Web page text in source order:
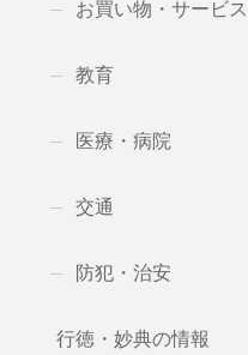
お買い物・サービス
教育
医療・病院
交通
防犯・治安
行徳・妙典の情報